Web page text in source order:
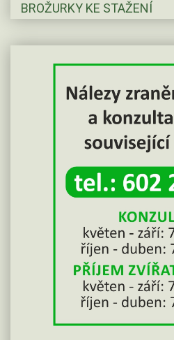
BROŽURKY KE STAŽENÍ